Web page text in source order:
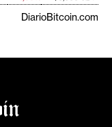
DiarioBitcoin.com